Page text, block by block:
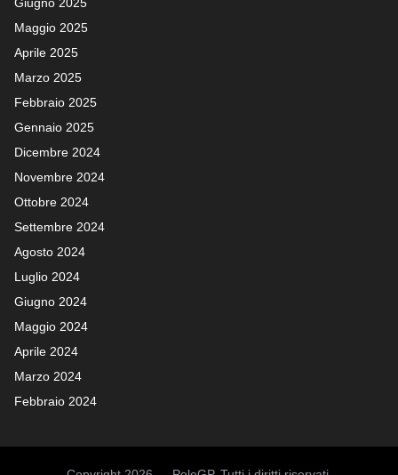
Giugno 2025
Maggio 2025
Aprile 2025
Marzo 2025
Febbraio 2025
Gennaio 2025
Dicembre 2024
Novembre 2024
Ottobre 2024
Settembre 2024
Agosto 2024
Luglio 2024
Giugno 2024
Maggio 2024
Aprile 2024
Marzo 2024
Febbraio 2024